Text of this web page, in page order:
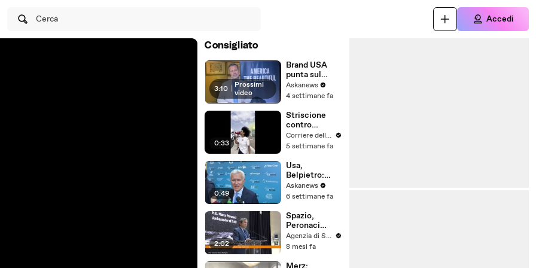
Cerca Accedi
Consigliato
3:10
Prossimi
video
Brand USA
punta sul
turismo
internazionale
ambasciatori
Askanews
4 settimane fa
0:33
Striscione
contro
l'ambasciator
e di Trump:
si Usa»
Corriere della Sera
5 settimane fa
0:49
Usa,
Belpietro:
"Sono partner
decisivo, non
cambierà
nulla"
Askanews
6 settimane fa
2:02
Spazio,
Peronaci
"Relazione tra
Stati Uniti e
stata così
Agenzia di Stampa ITALPRESS
8 mesi fa